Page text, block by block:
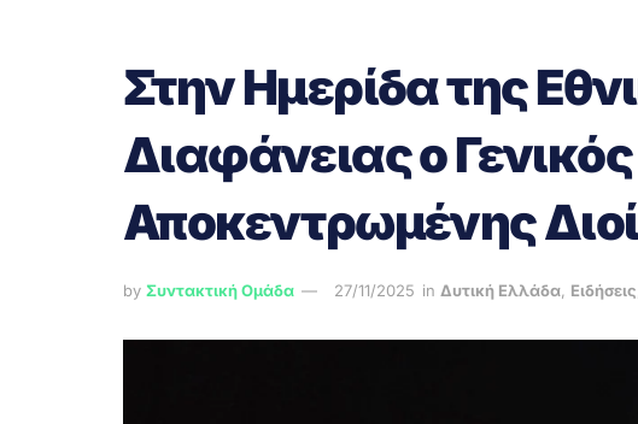
Στην Ημερίδα της
Διαφάνειας ο
Αποκεντρωμένης
by Συντακτική Ομάδα 27/11/2025 in Δυτική Ελλάδα, Ειδήσεις